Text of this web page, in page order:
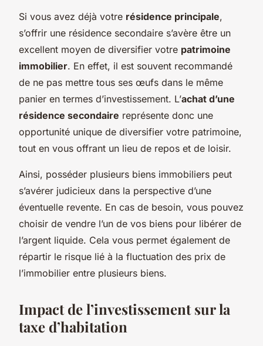
Si vous avez déjà votre résidence principale,
s’offrir une résidence secondaire s’avère être un
excellent moyen de diversifier votre patrimoine
immobilier. En effet, il est souvent recommandé
de ne pas mettre tous ses œufs dans le même
panier en termes d’investissement. L’achat d’une
résidence secondaire représente donc une
opportunité unique de diversifier votre patrimoine,
tout en vous offrant un lieu de repos et de loisir.
Ainsi, posséder plusieurs biens immobiliers peut
s’avérer judicieux dans la perspective d’une
éventuelle revente. En cas de besoin, vous pouvez
choisir de vendre l’un de vos biens pour libérer de
l’argent liquide. Cela vous permet également de
répartir le risque lié à la fluctuation des prix de
l’immobilier entre plusieurs biens.
Impact de l’investissement sur la
taxe d’habitation